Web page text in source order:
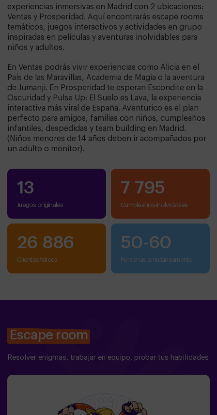
experiencias inmersivas en Madrid con 2 ubicaciones:
Ventas y Prosperidad. Aquí encontrarás escape rooms
temáticos, juegos interactivos y actividades en grupo
inspiradas en películas y aventuras inolvidables para
niños y adultos.
En Ventas podrás vivir experiencias como Alicia en el
País de las Maravillas, Academia de Magia o la aventura
de Jumanji. En Prosperidad te esperan Escondite en la
Oscuridad y Pulse Up: El Suelo es Lava, la experiencia
interactiva más viral de España. Aventurico es el plan
perfecto para amigos, familias con niños, cumpleaños
infantiles, despedidas y team building en Madrid.
(Niños menores de 14 años deben ir acompañados por
un adulto o monitor).
13
Juegos originales
7 795
cumpleaños inolvidables
26 886
clientes felices
50-60
personas simultáneamente
Escape room
Resolver enigmas, trabajar en equipo, probar tus habilidades